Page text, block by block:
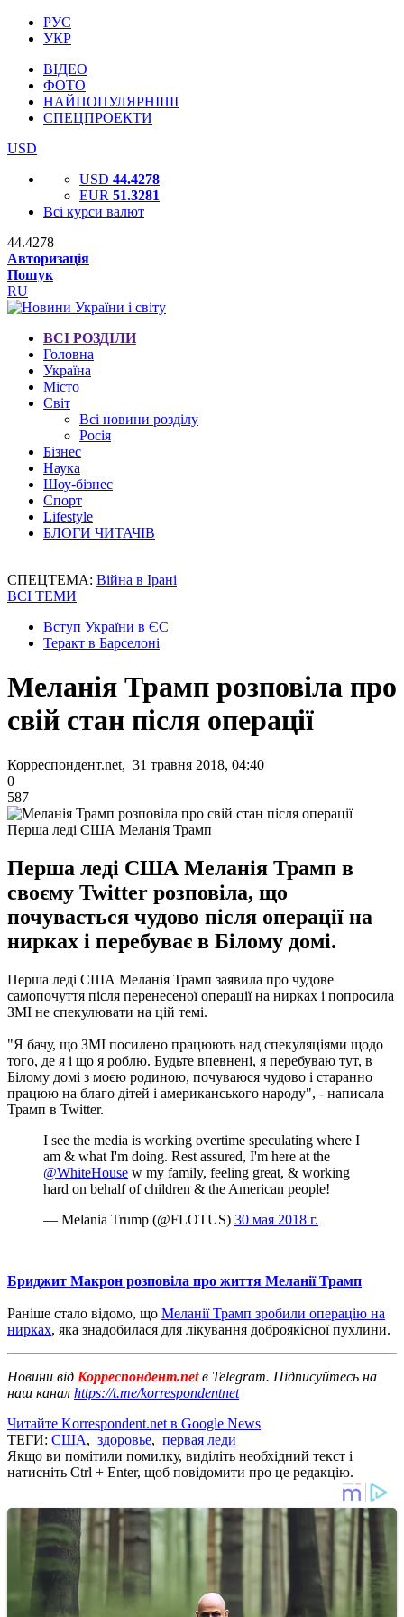
РУС
УКР
ВІДЕО
ФОТО
НАЙПОПУЛЯРНІШІ
СПЕЦПРОЕКТИ
USD
USD 44.4278
EUR 51.3281
Всі курси валют
44.4278
Авторизація
Пошук
RU
ВСІ РОЗДІЛИ
Головна
Україна
Місто
Світ
Всі новини розділу
Росія
Бізнес
Наука
Шоу-бізнес
Спорт
Lifestyle
БЛОГИ ЧИТАЧІВ
СПЕЦТЕМА: Війна в Ірані
ВСІ ТЕМИ
Вступ України в ЄС
Теракт в Барселоні
Меланія Трамп розповіла про
свій стан після операції
Корреспондент.net, 31 травня 2018, 04:40
0
587
Перша леді США Меланія Трамп
Перша леді США Меланія Трамп в
своєму Twitter розповіла, що
почувається чудово після операції на
нирках і перебуває в Білому домі.
Перша леді США Меланія Трамп заявила про чудове
самопочуття після перенесеної операції на нирках і попросила
ЗМІ не спекулювати на цій темі.
"Я бачу, що ЗМІ посилено працюють над спекуляціями щодо
того, де я і що я роблю. Будьте впевнені, я перебуваю тут, в
Білому домі з моєю родиною, почуваюся чудово і старанно
працюю на благо дітей і американського народу", - написала
Трамп в Twitter.
I see the media is working overtime speculating where I
am & what I'm doing. Rest assured, I'm here at the
@WhiteHouse w my family, feeling great, & working
hard on behalf of children & the American people!
— Melania Trump (@FLOTUS) 30 мая 2018 г.
Бриджит Макрон розповіла про життя Меланії Трамп
Раніше стало відомо, що Меланії Трамп зробили операцію на
нирках, яка знадобилася для лікування доброякісної пухлини.
Новини від Корреспондент.netв Telegram. Підписуйтесь на
наш канал https://t.me/korrespondentnet
Читайте Korrespondent.net в Google News
ТЕГИ: США, здоровье, первая леди
Якщо ви помітили помилку, виділіть необхідний текст і
натисніть Ctrl + Enter, щоб повідомити про це редакцію.